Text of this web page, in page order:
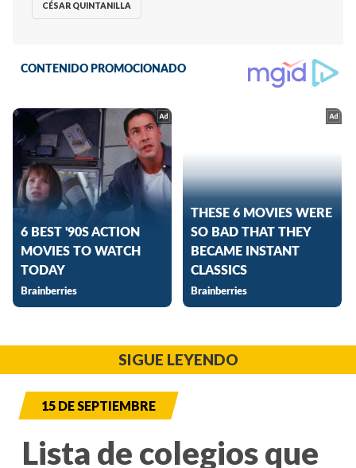
CÉSAR QUINTANILLA
SIGUE LEYENDO
15 DE SEPTIEMBRE
Lista de colegios que